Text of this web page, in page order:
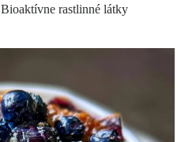
Bioaktívne rastlinné látky